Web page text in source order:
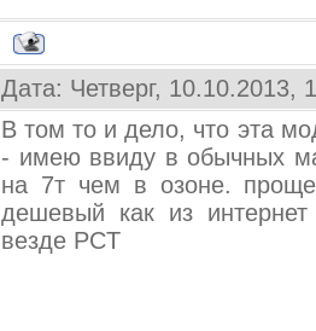
Дата: Четверг,
В том то и дело, что эта
- имею ввиду в обычных
на 7т чем в озоне.
дешевый как из
везде PCT